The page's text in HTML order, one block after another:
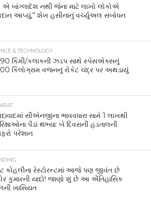
બાંગ્લાદેશ નથી જેના માટે લાખો લોકોએ
આપ્યું,” શેખ હસીનાનું વર્ચ્યુઅલ સંબોધન
& TECHNOLOGY
કિમી/કલાકની ઝડપ સાથે સ્પેસએક્સનું
કિલોગ્રામ વજનનું રોકેટ ચંદ્ર પર અથડાયું
સીએનજીના ભાવવધારા સામે 1 લાખથી
પૈડાં થંભ્યા: બે દિવસની હડતાલની
પરેશાન
કોહલીના રેસ્ટોરન્ટમાં આજે પણ જીવંત છે
કુમારની યાદો! જાણો શું છે આ ઐતિહાસિક
ખાસિયત